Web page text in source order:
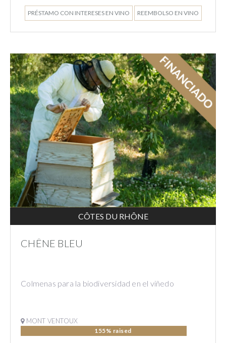
PRÉSTAMO CON INTERESES EN VINO REEMBOLSO EN VINO
CÔTES DU RHÔNE
CHÊNE BLEU
Colmenas para la biodiversidad en el viñedo
MONT VENTOUX
155% raised